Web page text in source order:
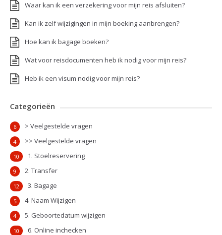
Waar kan ik een verzekering voor mijn reis afsluiten?
Kan ik zelf wijzigingen in mijn boeking aanbrengen?
Hoe kan ik bagage boeken?
Wat voor reisdocumenten heb ik nodig voor mijn reis?
Heb ik een visum nodig voor mijn reis?
Categorieën
> Veelgestelde vragen
6
>> Veelgestelde vragen
4
1. Stoelreservering
10
2. Transfer
9
3. Bagage
12
4. Naam Wijzigen
5
5. Geboortedatum wijzigen
4
6. Online inchecken
10